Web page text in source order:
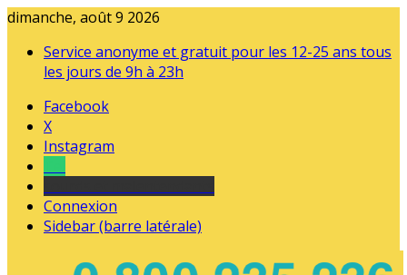
dimanche, août 9 2026
Service anonyme et gratuit pour les 12-25 ans tous
les jours de 9h à 23h
Facebook
X
Instagram
Connexion
Sidebar (barre latérale)